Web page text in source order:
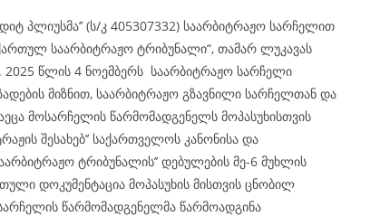
პლიუსმა’’ (ს/კ 405307332) საარბიტრაჟო სარჩელით
საარბიტრაჟო ტრიბუნალი“, თამარ ლუკავას
წლის 4 ნოემბერს საარბიტრაჟო სარჩელი
მიზნით, საარბიტრაჟო გზავნილი სარჩელთან და
მოსარჩელის წარმომადგენელს მოპასუხისთვის
შესახებ’’ საქართველოს კანონისა და
ტრიბუნალის’’ დებულების მე-6 მუხლის
დოკუმენტაცია მოპასუხის მისთვის ცნობილ
წარმომადგენელმა წარმოადგინა